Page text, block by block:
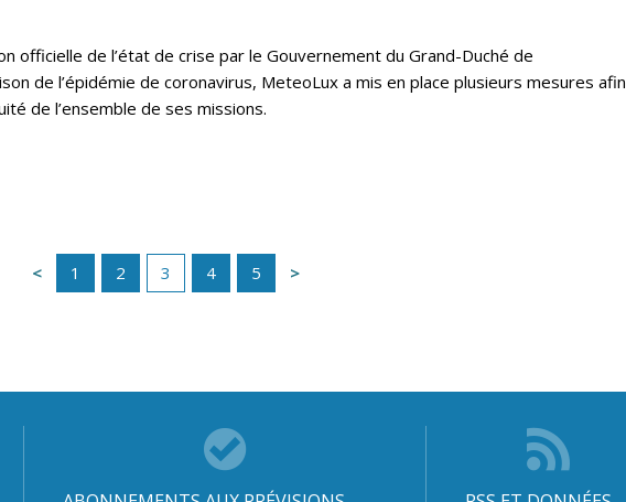
officielle de l’état de crise par le Gouvernement du Grand-Duché de
de l’épidémie de coronavirus, MeteoLux a mis en place plusieurs mesures afin
de l’ensemble de ses missions.
1 2 3 4 5